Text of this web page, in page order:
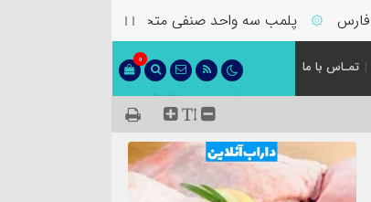
۞ پلمب سه واحد صنفی متخلف در گشت مشترک بازرسی
تمـاس با ما 0